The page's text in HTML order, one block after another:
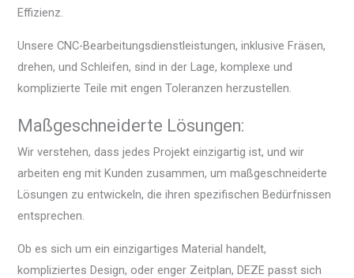
Effizienz.
Unsere CNC-Bearbeitungsdienstleistungen, inklusive Fräsen,
drehen, und Schleifen, sind in der Lage, komplexe und
komplizierte Teile mit engen Toleranzen herzustellen.
Maßgeschneiderte Lösungen:
Wir verstehen, dass jedes Projekt einzigartig ist, und wir
arbeiten eng mit Kunden zusammen, um maßgeschneiderte
Lösungen zu entwickeln, die ihren spezifischen Bedürfnissen
entsprechen.
Ob es sich um ein einzigartiges Material handelt,
kompliziertes Design, oder enger Zeitplan, DEZE passt sich